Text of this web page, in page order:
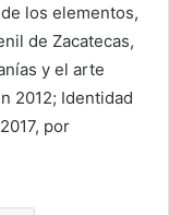
los elementos,
de Zacatecas,
y el arte
2012; Identidad
por